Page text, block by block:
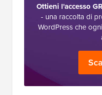
Ottieni l'accesso
- una raccolta di
WordPress che